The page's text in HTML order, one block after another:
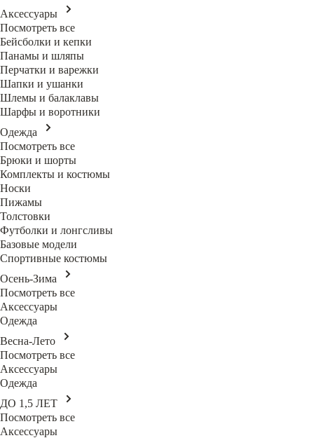
Аксессуары
Посмотреть все
Бейсболки и кепки
Панамы и шляпы
Перчатки и варежки
Шапки и ушанки
Шлемы и балаклавы
Шарфы и воротники
Одежда
Посмотреть все
Брюки и шорты
Комплекты и костюмы
Носки
Пижамы
Толстовки
Футболки и лонгсливы
Базовые модели
Спортивные костюмы
Осень-Зима
Посмотреть все
Аксессуары
Одежда
Весна-Лето
Посмотреть все
Аксессуары
Одежда
ДО 1,5 ЛЕТ
Посмотреть все
Аксессуары